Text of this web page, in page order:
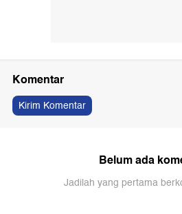
Komentar
Kirim Komentar
Belum ada
Jadilah yang pertama